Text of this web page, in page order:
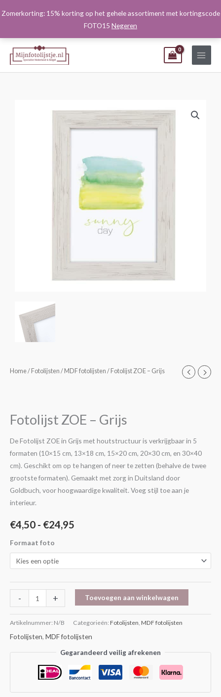
Zomerkorting: 15% korting op het gehele assortiment met kortingscode
FOTO15 Negeren
naar
Home/ Fotolijsten / MDF fotolijsten / Fotolijst ZOE – Grijs
Fotolijst ZOE – Grijs
De Fotolijst ZOE in Grijs met houtstructuur is verkrijgbaar in 5
formaten (10×15 cm, 13×18 cm, 15×20 cm, 20×30 cm, en 30×40
cm). Geschikt om op te hangen of neer te zetten (behalve de twee
grootste formaten). Gemaakt met zorg in Duitsland door
Goldbuch, voor hoogwaardige kwaliteit. Voeg stijl toe aan je
interieur.
€4,50 - €24,95
Prijsklasse:
tot
Formaat foto
-
Fotolijst
aantal
+ Toevoegen aan winkelwagen
Artikelnummer: N/B Categorieën: Fotolijsten MDF fotolijsten
Fotolijsten, MDF fotolijsten
Gegarandeerd veilig afrekenen